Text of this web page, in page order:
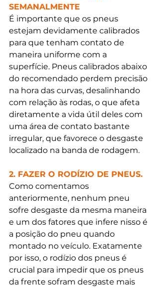
SEMANALMENTE
É importante que os pneus
estejam devidamente calibrados
para que tenham contato de
maneira uniforme com a
superfície. Pneus calibrados abaixo
do recomendado perdem precisão
na hora das curvas, desalinhando
com relação às rodas, o que afeta
diretamente a vida útil deles com
uma área de contato bastante
irregular, que favorece o desgaste
localizado na banda de rodagem.
2. FAZER O RODÍZIO DE PNEUS.
Como comentamos
anteriormente, nenhum pneu
sofre desgaste da mesma maneira
e um dos fatores que infere nisso é
a posição do pneu quando
montado no veículo. Exatamente
por isso, o rodízio dos pneus é
crucial para impedir que os pneus
da frente sofram desgaste mais